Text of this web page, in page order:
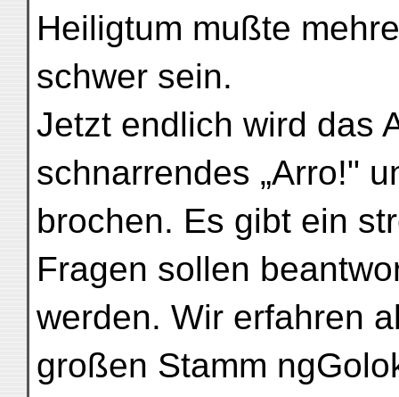
Heiligtum mußte
schwer sein.
Jetzt endlich wird das
schnarrendes „Arro!"
brochen. Es gibt ein
Fragen sollen
werden. Wir erfahren
großen Stamm